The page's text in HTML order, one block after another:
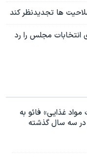
ها تجدیدنظر کند
نامزدهای انتخابات مجلس را رد
غذایی» فائو به
در سه سال گذشته